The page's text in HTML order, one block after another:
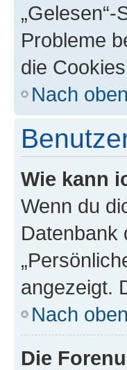
Probleme
die
Nach oben
Wie kann
Wenn du
Datenbank
angezeigt.
Nach oben
Die